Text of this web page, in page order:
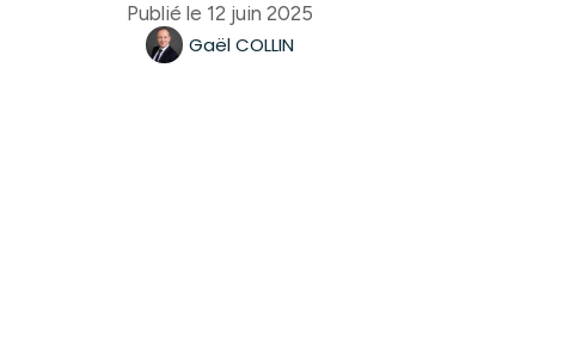
Publié le 12 juin 2025
Gaël COLLIN